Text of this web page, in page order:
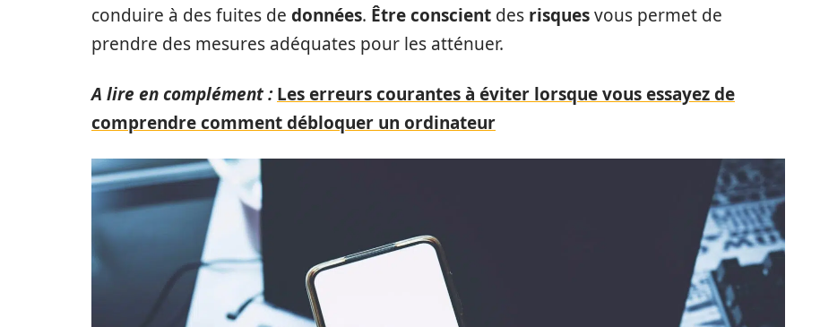
conduire à des fuites de données. Être conscient des risquesvous permet de
prendre des mesures adéquates pour les atténuer.
A lire en complément : Les erreurs courantes à éviter lorsque vous essayez de
comprendre comment débloquer un ordinateur